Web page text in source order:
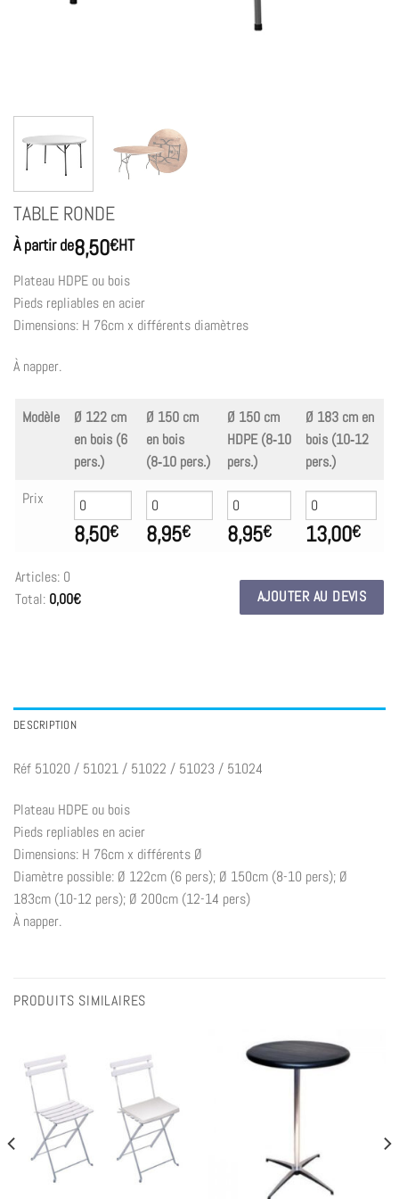
TABLE RONDE
À partir de8,50€HT
Plateau HDPE ou bois
Pieds repliables en acier
Dimensions: H 76cm x différents diamètres
À napper.
Modèle
Ø 122 cm
en bois (6
pers.)
Ø 150 cm
en bois
(8‑10 pers.)
Ø 150 cm
HDPE (8‑10
pers.)
Ø 183 cm en
bois (10‑12
pers.)
Prix
8,50€ 8,95€ 8,95€ 13,00€
Articles: 0
Total: 0,00€
0,00€
AJOUTER AU DEVIS
DESCRIPTION
Réf 51020 / 51021 / 51022 / 51023 / 51024
Plateau HDPE ou bois
Pieds repliables en acier
Dimensions: H 76cm x différents Ø
Diamètre possible: Ø 122cm (6 pers); Ø 150cm (8-10 pers); Ø
183cm (10-12 pers); Ø 200cm (12-14 pers)
À napper.
PRODUITS SIMILAIRES